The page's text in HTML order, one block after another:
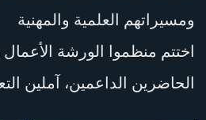
ومسيراتهم العلمية والمهنية
اختتم منظموا الورشة
الحاضرين الداعمين، آملين